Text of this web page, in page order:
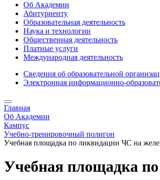
Об Академии
Абитуриенту
Образовательная деятельность
Наука и технологии
Общественная деятельность
Платные услуги
Международная деятельность
Сведения об образовательной
Электронная информационно-
Главная
Об Академии
Кампус
Учебно-тренировочный полигон
Учебная площадка по ликвидации ЧС на
Учебная площадка